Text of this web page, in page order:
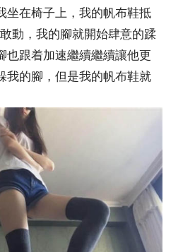
坐在椅子上，我的帆布鞋抵
動，我的腳就開始肆意的蹂
也跟着加速繼續繼續讓他更
我的腳，但是我的帆布鞋就